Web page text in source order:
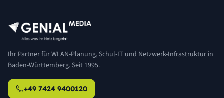
Ihr Partner für WLAN-Planung, Schul-IT und Netzwerk-Infrastruktur in
Baden-Württemberg. Seit 1995.
+49 7424 9400120